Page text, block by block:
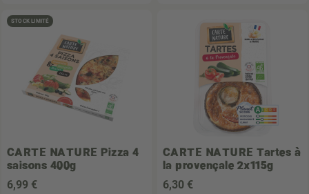
STOCK LIMITÉ
CARTE NATURE Pizza 4
saisons 400g
6,99 €
CARTE NATURE Tartes à
la provençale 2x115g
6,30 €